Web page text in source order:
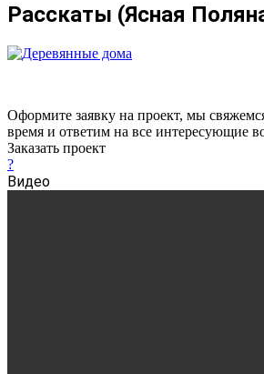
Расскаты (Ясная
Оформите заявку на проект, мы
время и ответим на все интересующие
Заказать проект
?
Видео